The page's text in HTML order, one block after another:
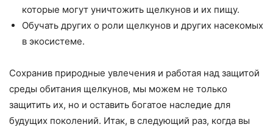
которые могут уничтожить щелкунов и их пищу.
Обучать других о роли щелкунов и других насекомых
в экосистеме.
Сохранив природные увлечения и работая над защитой
среды обитания щелкунов, мы можем не только
защитить их, но и оставить богатое наследие для
будущих поколений. Итак, в следующий раз, когда вы